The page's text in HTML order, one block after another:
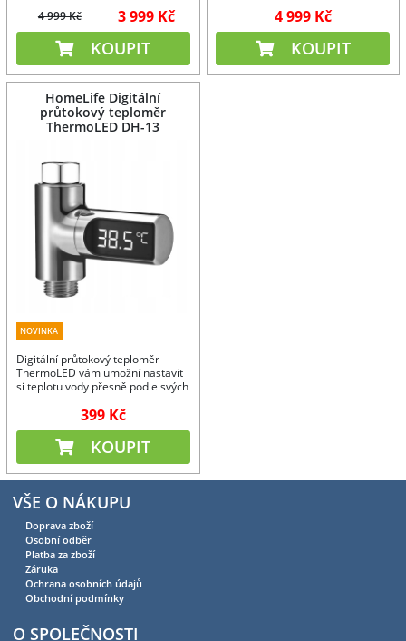
4 999 Kč
3 999 Kč
KOUPIT
4 999 Kč
KOUPIT
HomeLife Digitální
průtokový teploměr
ThermoLED DH-13
NOVINKA
Digitální průtokový teploměr
ThermoLED vám umožní nastavit
si teplotu vody přesně podle svých
399 Kč
KOUPIT
VŠE O NÁKUPU
Doprava zboží
Osobní odběr
Platba za zboží
Záruka
Ochrana osobních údajů
Obchodní podmínky
O SPOLEČNOSTI